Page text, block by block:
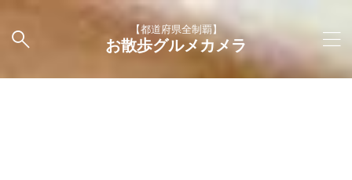
【都道府県全制覇】
お散歩グルメカメラ